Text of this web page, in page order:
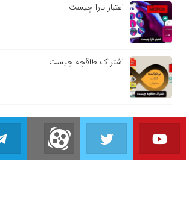
اعتبار تارا چیست
اشتراک طاقچه چیست